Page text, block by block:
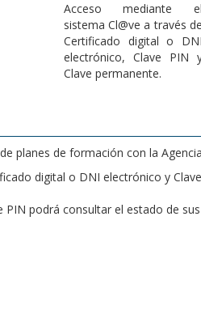
Acceso mediante el
sistema Cl@ve a través de
Certificado digital o DNI
electrónico, Clave PIN
Clave permanente.
planes de formación con la
digital o DNI electrónico y
PIN podrá consultar el estado de